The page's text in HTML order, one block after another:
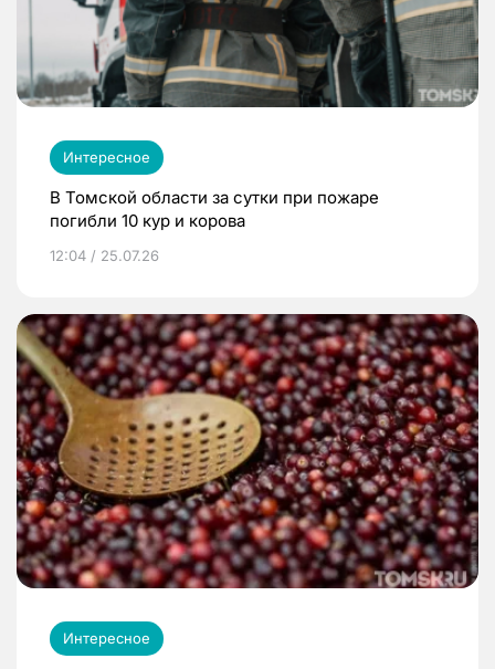
Интересное
В Томской области за сутки при пожаре
погибли 10 кур и корова
12:04 / 25.07.26
Интересное